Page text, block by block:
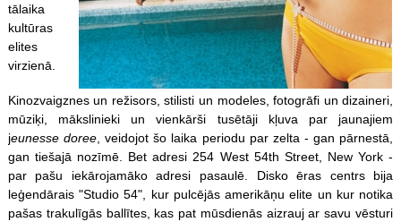
tālaika
kultūras
elites
virzienā.
Kinozvaigznes un režisors, stilisti un modeles, fotogrāfi un dizaineri,
mūziķi, mākslinieki un vienkārši tusētāji kļuva par jaunajiem
jeunesse doree , veidojot šo laika periodu par zelta - gan pārnestā,
gan tiešajā nozīmē. Bet adresi 254 West 54th Street, New York -
par pašu iekārojamāko adresi pasaulē. Disko ēras centrs bija
leģendārais "Studio 54", kur pulcējās amerikāņu elite un kur notika
pašas trakulīgās ballītes, kas pat mūsdienās aizrauj ar savu vēsturi